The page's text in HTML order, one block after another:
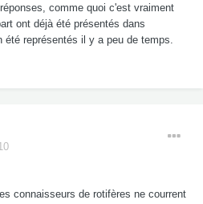
comme quoi c'est vraiment
ont déjà été présentés dans
été représentés il y a peu de temps.
connaisseurs de rotifères ne courrent